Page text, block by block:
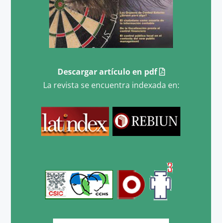
Descargar artículo en pdf
La revista se encuentra indexada en: